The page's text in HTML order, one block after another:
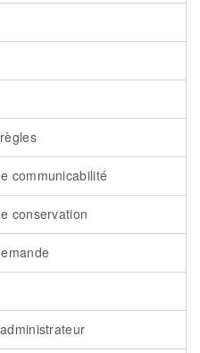
communicabilité
conservation